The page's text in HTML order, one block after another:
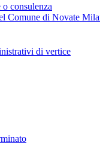
consulenza
Comune di Novate
di vertice